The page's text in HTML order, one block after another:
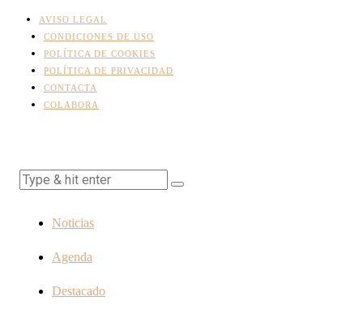
AVISO LEGAL
CONDICIONES DE USO
POLÍTICA DE COOKIES
POLÍTICA DE PRIVACIDAD
CONTACTA
COLABORA
Noticias
Agenda
Destacado